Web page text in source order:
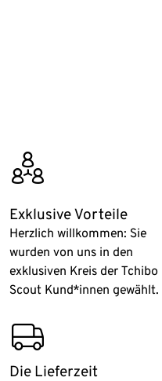
customers
Exklusive Vorteile
Herzlich willkommen: Sie
wurden von uns in den
exklusiven Kreis der Tchibo
Scout Kund*innen gewählt.
delivery_via_haulage_company
Die Lieferzeit